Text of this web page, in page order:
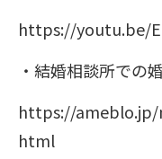
https://youtu.be/
・結婚相談所での
https://ameblo.jp/
html